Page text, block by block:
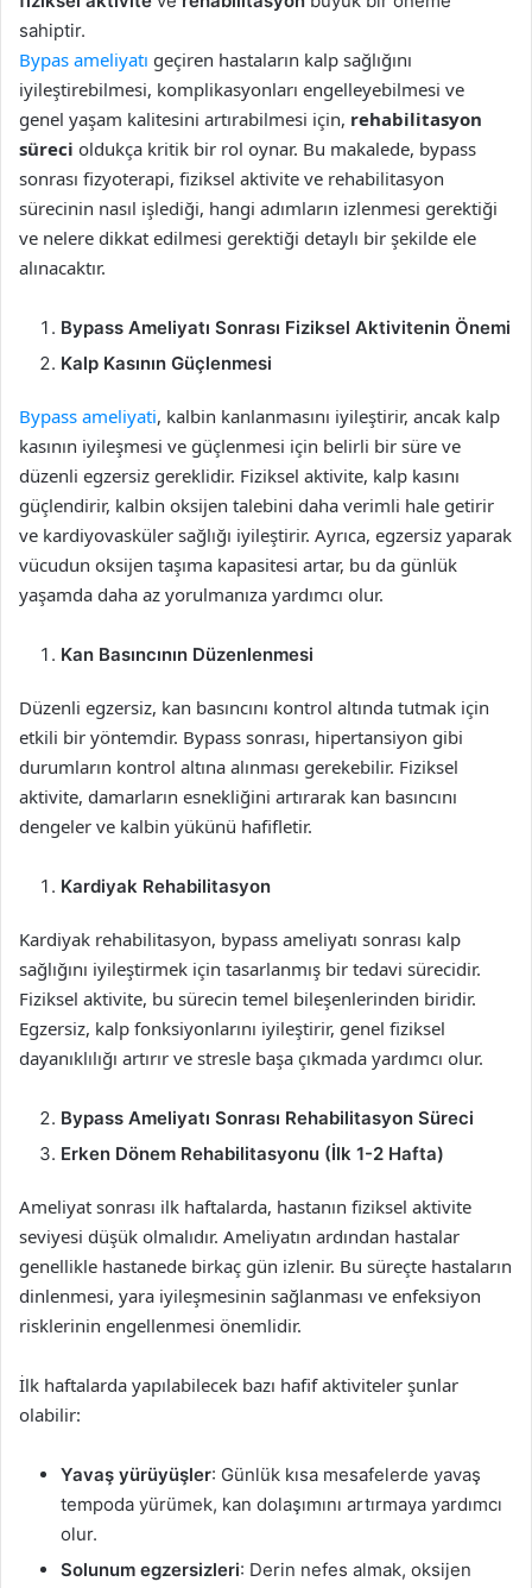
sahiptir.
Bypas ameliyatı geçiren hastaların kalp sağlığını
iyileştirebilmesi, komplikasyonları engelleyebilmesi ve
genel yaşam kalitesini artırabilmesi için, rehabilitasyon
süreci oldukça kritik bir rol oynar. Bu makalede, bypass
sonrası fizyoterapi, fiziksel aktivite ve rehabilitasyon
sürecinin nasıl işlediği, hangi adımların izlenmesi gerektiği
ve nelere dikkat edilmesi gerektiği detaylı bir şekilde ele
alınacaktır.
Bypass Ameliyatı Sonrası Fiziksel Aktivitenin Önemi
Kalp Kasının Güçlenmesi
Bypass ameliyati, kalbin kanlanmasını iyileştirir, ancak kalp
kasının iyileşmesi ve güçlenmesi için belirli bir süre ve
düzenli egzersiz gereklidir. Fiziksel aktivite, kalp kasını
güçlendirir, kalbin oksijen talebini daha verimli hale getirir
ve kardiyovasküler sağlığı iyileştirir. Ayrıca, egzersiz yaparak
vücudun oksijen taşıma kapasitesi artar, bu da günlük
yaşamda daha az yorulmanıza yardımcı olur.
Kan Basıncının Düzenlenmesi
Düzenli egzersiz, kan basıncını kontrol altında tutmak için
etkili bir yöntemdir. Bypass sonrası, hipertansiyon gibi
durumların kontrol altına alınması gerekebilir. Fiziksel
aktivite, damarların esnekliğini artırarak kan basıncını
dengeler ve kalbin yükünü hafifletir.
Kardiyak Rehabilitasyon
Kardiyak rehabilitasyon, bypass ameliyatı sonrası kalp
sağlığını iyileştirmek için tasarlanmış bir tedavi sürecidir.
Fiziksel aktivite, bu sürecin temel bileşenlerinden biridir.
Egzersiz, kalp fonksiyonlarını iyileştirir, genel fiziksel
dayanıklılığı artırır ve stresle başa çıkmada yardımcı olur.
Bypass Ameliyatı Sonrası Rehabilitasyon Süreci
Erken Dönem Rehabilitasyonu (İlk 1-2 Hafta)
Ameliyat sonrası ilk haftalarda, hastanın fiziksel aktivite
seviyesi düşük olmalıdır. Ameliyatın ardından hastalar
genellikle hastanede birkaç gün izlenir. Bu süreçte hastaların
dinlenmesi, yara iyileşmesinin sağlanması ve enfeksiyon
risklerinin engellenmesi önemlidir.
İlk haftalarda yapılabilecek bazı hafif aktiviteler şunlar
olabilir:
Yavaş yürüyüşler: Günlük kısa mesafelerde yavaş
tempoda yürümek, kan dolaşımını artırmaya yardımcı
olur.
Solunum egzersizleri: Derin nefes almak, oksijen